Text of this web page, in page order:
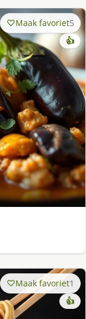
Maak favoriet5
👍
Maak favoriet1
👍